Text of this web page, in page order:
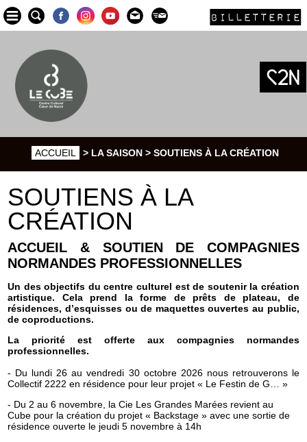
BILLETTERIE
ACCUEIL > LA SAISON > SOUTIENS À LA CRÉATION
SOUTIENS À LA
CRÉATION
ACCUEIL & SOUTIEN DE COMPAGNIES
NORMANDES PROFESSIONNELLES
Un des objectifs du centre culturel est de soutenir la création
artistique. Cela prend la forme de prêts de plateau, de
résidences, d’esquisses ou de maquettes ouvertes au public,
de coproductions.
La priorité est offerte aux compagnies normandes
professionnelles.
- Du lundi 26 au vendredi 30 octobre 2026 nous retrouverons le
Collectif 2222 en résidence pour leur projet « Le Festin de G… »
- Du 2 au 6 novembre, la Cie Les Grandes Marées revient au
Cube pour la création du projet « Backstage » avec une sortie de
résidence ouverte le jeudi 5 novembre à 14h